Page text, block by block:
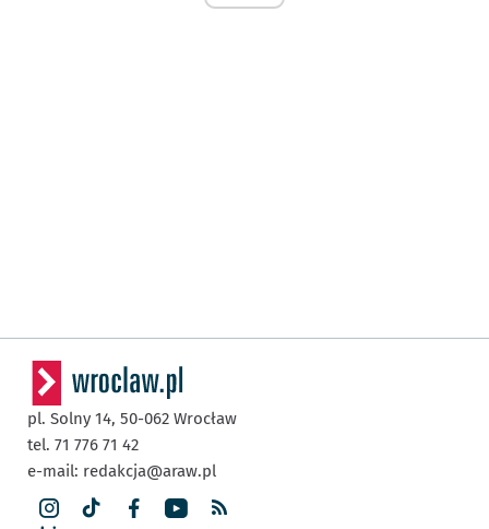
pl. Solny 14, 50-062 Wrocław
tel. 71 776 71 42
e-mail: redakcja@araw.pl